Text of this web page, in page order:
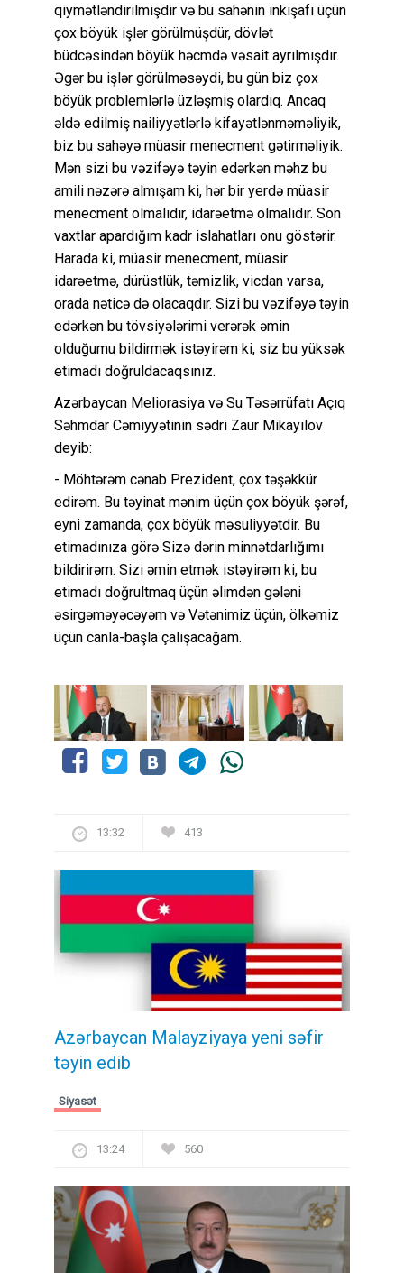
qiymətləndirilmişdir və bu sahənin inkişafı üçün
çox böyük işlər görülmüşdür, dövlət
büdcəsindən böyük həcmdə vəsait ayrılmışdır.
Əgər bu işlər görülməsəydi, bu gün biz çox
böyük problemlərlə üzləşmiş olardıq. Ancaq
əldə edilmiş nailiyyətlərlə kifayətlənməməliyik,
biz bu sahəyə müasir menecment gətirməliyik.
Mən sizi bu vəzifəyə təyin edərkən məhz bu
amili nəzərə almışam ki, hər bir yerdə müasir
menecment olmalıdır, idarəetmə olmalıdır. Son
vaxtlar apardığım kadr islahatları onu göstərir.
Harada ki, müasir menecment, müasir
idarəetmə, dürüstlük, təmizlik, vicdan varsa,
orada nəticə də olacaqdır. Sizi bu vəzifəyə təyin
edərkən bu tövsiyələrimi verərək əmin
olduğumu bildirmək istəyirəm ki, siz bu yüksək
etimadı doğruldacaqsınız.
Azərbaycan Meliorasiya və Su Təsərrüfatı Açıq
Səhmdar Cəmiyyətinin sədri Zaur Mikayılov
deyib:
- Möhtərəm cənab Prezident, çox təşəkkür
edirəm. Bu təyinat mənim üçün çox böyük şərəf,
eyni zamanda, çox böyük məsuliyyətdir. Bu
etimadınıza görə Sizə dərin minnətdarlığımı
bildirirəm. Sizi əmin etmək istəyirəm ki, bu
etimadı doğrultmaq üçün əlimdən gələni
əsirgəməyəcəyəm və Vətənimiz üçün, ölkəmiz
üçün canla-başla çalışacağam.
13:32 413
Azərbaycan Malayziyaya yeni səfir
təyin edib
Siyasət
13:24 560